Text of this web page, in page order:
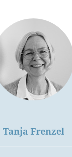
Tanja Frenzel